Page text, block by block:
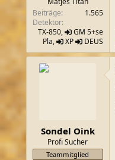
Beiträge
1.565
Detektor
TX-850,
GM 5+se
Pla,
XP DEUS
Sondel Oink
Profi Sucher
Teammitglied